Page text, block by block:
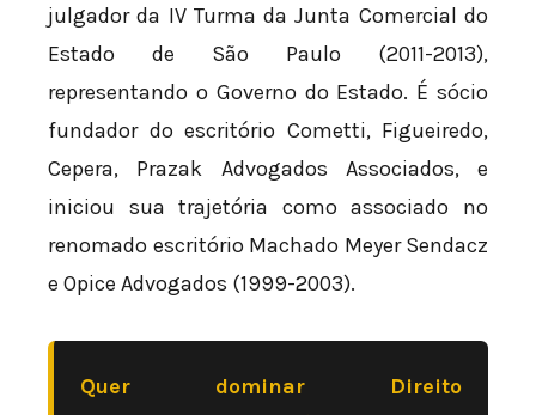
julgador da IV Turma da Junta Comercial do
Estado de São Paulo (2011-2013),
representando o Governo do Estado. É sócio
fundador do escritório Cometti, Figueiredo,
Cepera, Prazak Advogados Associados, e
iniciou sua trajetória como associado no
renomado escritório Machado Meyer Sendacz
e Opice Advogados (1999-2003).
Quer dominar Direito